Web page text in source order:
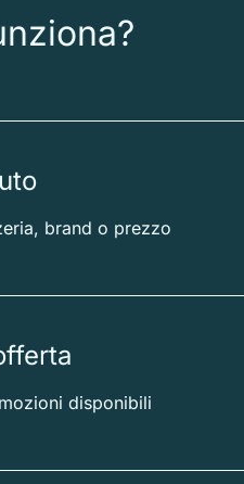
brand o prezzo
disponibili